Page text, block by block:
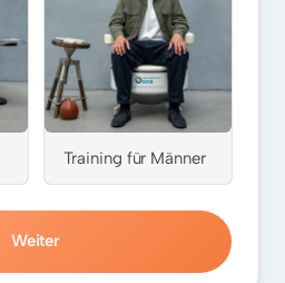
Training für Männer
Weiter